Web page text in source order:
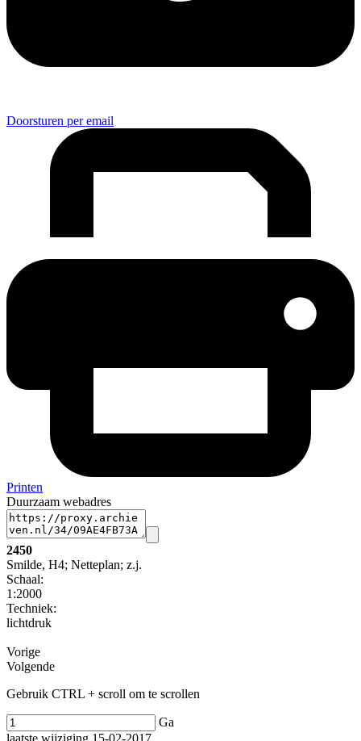
Doorsturen per email
Printen
Duurzaam webadres
2450
Smilde, H4; Netteplan; z.j.
Schaal:
1:2000
Techniek:
lichtdruk
Vorige
Volgende
Gebruik CTRL + scroll om te scrollen
Ga